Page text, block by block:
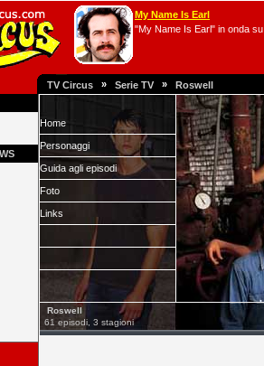
My Name Is Earl
"My Name Is Earl" in onda
TV Circus » Serie TV » Roswell
Home
Personaggi
Guida agli episodi
Foto
Links
Roswell
61 episodi, 3 stagioni